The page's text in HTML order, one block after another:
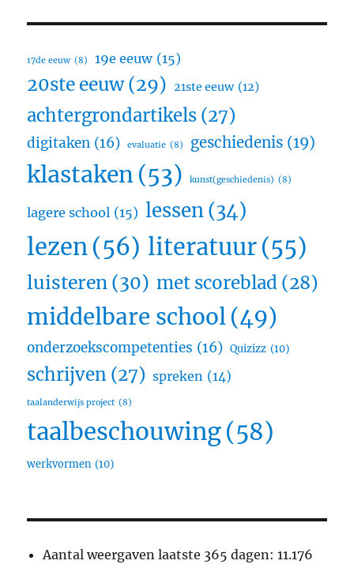
17de eeuw (8) 19e eeuw (15)
20ste eeuw(29) 21ste eeuw (12)
achtergrondartikels (27)
digitaken (16) evaluatie (8) geschiedenis (19)
klastaken(53) kunst(geschiedenis) (8)
lagere school (15) lessen(34)
lezen(56) literatuur(55)
luisteren (30) met scoreblad (28)
middelbare school(49)
onderzoekscompetenties (16) Quizizz (10)
schrijven (27) spreken (14)
taalanderwijs project (8)
taalbeschouwing(58)
werkvormen (10)
Aantal weergaven laatste 365 dagen:11.176